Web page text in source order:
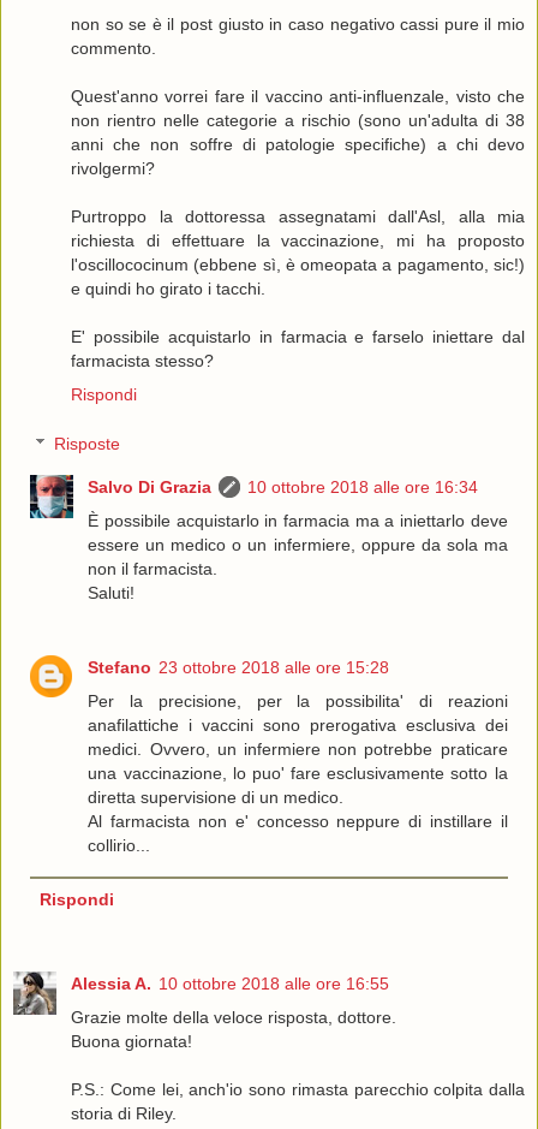
non so se è il post giusto in caso negativo cassi pure il mio
commento.
Quest'anno vorrei fare il vaccino anti-influenzale, visto che
non rientro nelle categorie a rischio (sono un'adulta di 38
anni che non soffre di patologie specifiche) a chi devo
rivolgermi?
Purtroppo la dottoressa assegnatami dall'Asl, alla mia
richiesta di effettuare la vaccinazione, mi ha proposto
l'oscillococinum (ebbene sì, è omeopata a pagamento, sic!)
e quindi ho girato i tacchi.
E' possibile acquistarlo in farmacia e farselo iniettare dal
farmacista stesso?
Rispondi
Risposte
Salvo Di Grazia
10 ottobre 2018 alle ore 16:34
È possibile acquistarlo in farmacia ma a iniettarlo deve
essere un medico o un infermiere, oppure da sola ma
non il farmacista.
Saluti!
Stefano 23 ottobre 2018 alle ore 15:28
Per la precisione, per la possibilita' di reazioni
anafilattiche i vaccini sono prerogativa esclusiva dei
medici. Ovvero, un infermiere non potrebbe praticare
una vaccinazione, lo puo' fare esclusivamente sotto la
diretta supervisione di un medico.
Al farmacista non e' concesso neppure di instillare il
collirio...
Rispondi
Alessia A. 10 ottobre 2018 alle ore 16:55
Grazie molte della veloce risposta, dottore.
Buona giornata!
P.S.: Come lei, anch'io sono rimasta parecchio colpita dalla
storia di Riley.